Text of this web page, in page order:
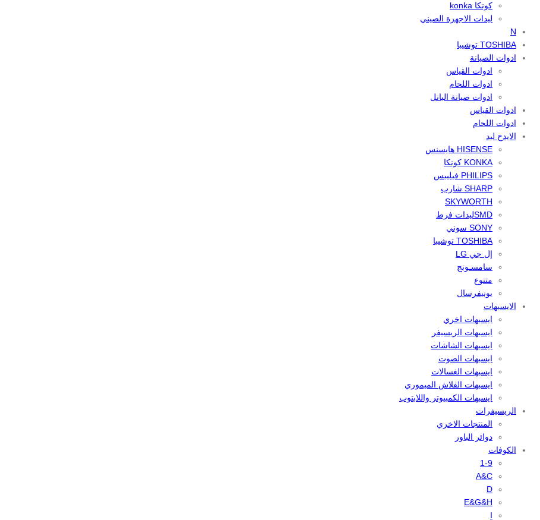
كونكا konka
ليدات الاجهزة الصيني
N
TOSHIBA توشيبا
ادوات الصيانة
ادوات القياس
ادوات اللحام
ادوات صيانة البانل
ادوات القياس
ادوات اللحام
الايدح ليد
HISENSE هايسنس
KONKA كونكا
PHILIPS فيليبس
SHARP شارب
SKYWORTH
SMDليدات فرط
SONY سوني
TOSHIBA توشيبا
إل جي LG
سامسـونج
متنوع
يونيفرسال
الايسيهات
ايسيهات اخري
ايسيهات الريسيفر
ايسيهات الشاشات
ايسيهات الصوت
ايسيهات الغسالات
ايسيهات الفلاش الميموري
ايسيهات الكمبيوتر واللابتوب
الريسيفرات
المنتجات الاخري
دوائر الباور
الكوفات
1-9
A&C
D
E&G&H
I